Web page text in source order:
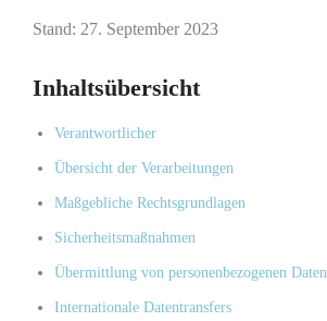
Stand: 27. September 2023
Inhaltsübersicht
Verantwortlicher
Übersicht der Verarbeitungen
Maßgebliche Rechtsgrundlagen
Sicherheitsmaßnahmen
Übermittlung von personenbezogenen Daten
Internationale Datentransfers